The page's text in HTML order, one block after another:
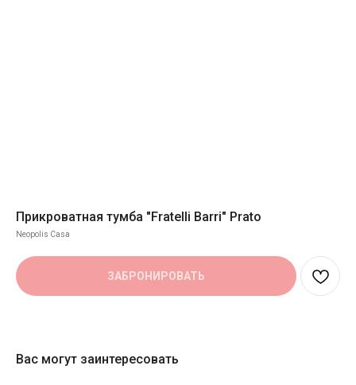
Прикроватная тумба "Fratelli Barri" Prato
Neopolis Casa
ЗАБРОНИРОВАТЬ
Вас могут заинтересовать